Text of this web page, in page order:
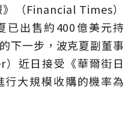
（Financial Times）
已出售約400億美元持
下一步，波克夏副董事
近日接受《華爾街日
大規模收購的機率為